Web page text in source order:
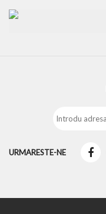
URMARESTE-NE